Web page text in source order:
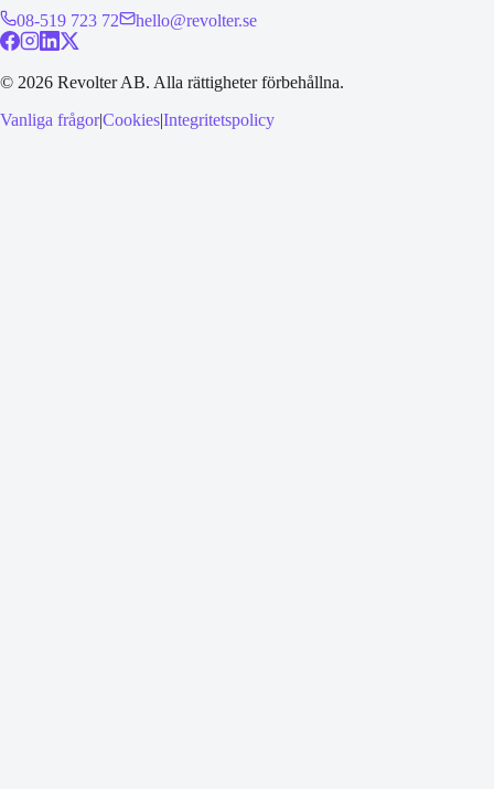
08-519 723 72 hello@revolter.se
© 2026 Revolter AB. Alla rättigheter förbehållna.
Vanliga frågor|Cookies|Integritetspolicy